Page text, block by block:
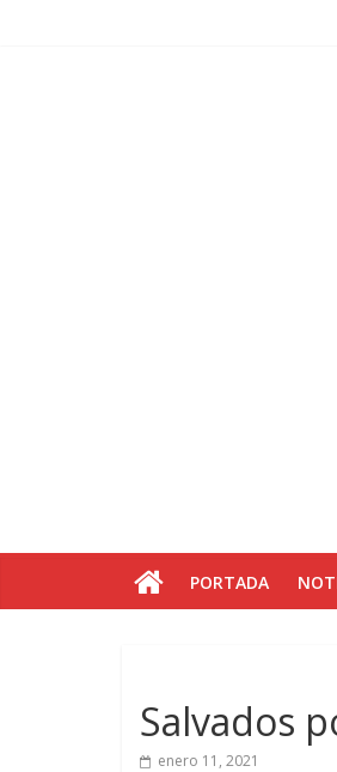
PORTADA
Salvados
enero 11, 2021